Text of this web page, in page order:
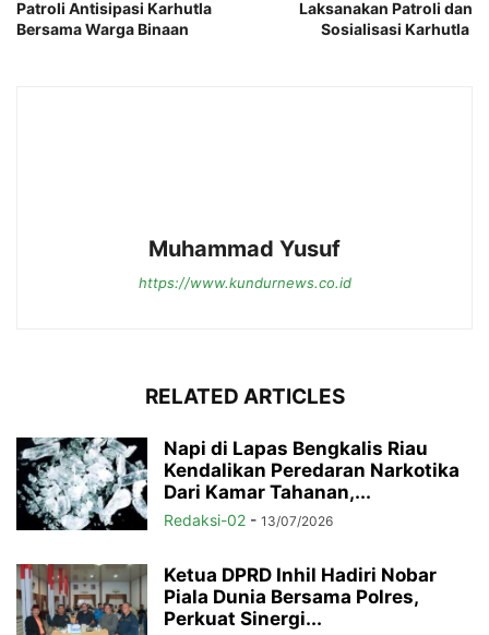
Patroli Antisipasi Karhutla
Bersama Warga Binaan
Laksanakan Patroli dan
Sosialisasi Karhutla
Muhammad Yusuf
https://www.kundurnews.co.id
RELATED ARTICLES
Napi di Lapas Bengkalis Riau
Kendalikan Peredaran Narkotika
Dari Kamar Tahanan,...
Redaksi-02 - 13/07/2026
Ketua DPRD Inhil Hadiri Nobar
Piala Dunia Bersama Polres,
Perkuat Sinergi...